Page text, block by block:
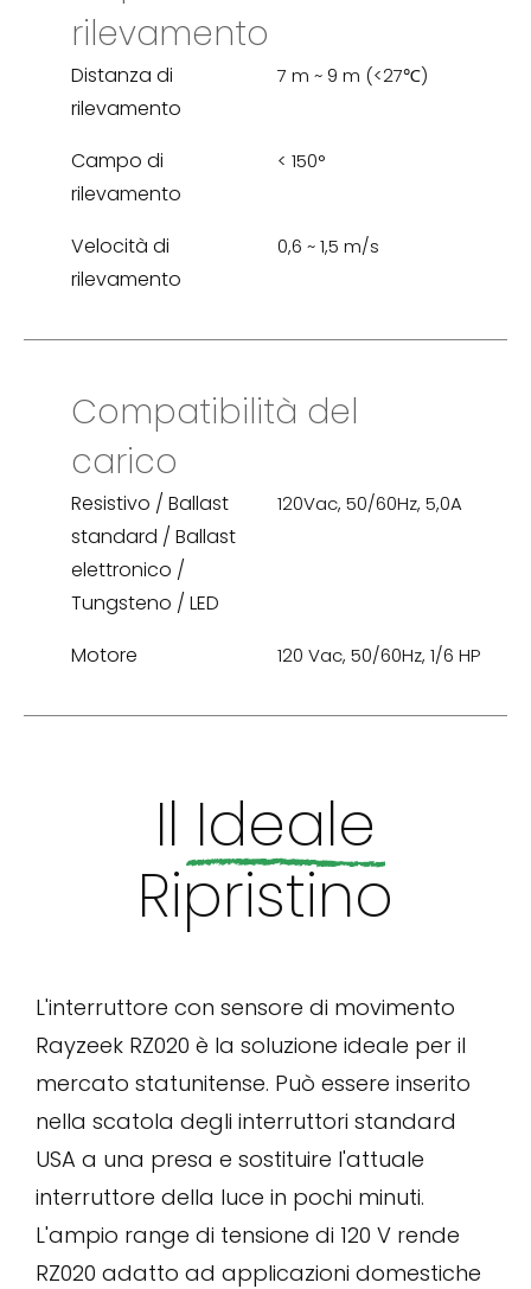
rilevamento
Distanza di
rilevamento
7 m ~ 9 m (<27℃)
Campo di
rilevamento
< 150°
Velocità di
rilevamento
0,6 ~ 1,5 m/s
Compatibilità del
carico
Resistivo / Ballast
standard / Ballast
elettronico /
Tungsteno / LED
120Vac, 50/60Hz, 5,0A
Motore 120 Vac, 50/60Hz, 1/6 HP
Il Ideale
Ripristino
L'interruttore con sensore di movimento
Rayzeek RZ020 è la soluzione ideale per il
mercato statunitense. Può essere inserito
nella scatola degli interruttori standard
USA a una presa e sostituire l'attuale
interruttore della luce in pochi minuti.
L'ampio range di tensione di 120 V rende
RZ020 adatto ad applicazioni domestiche